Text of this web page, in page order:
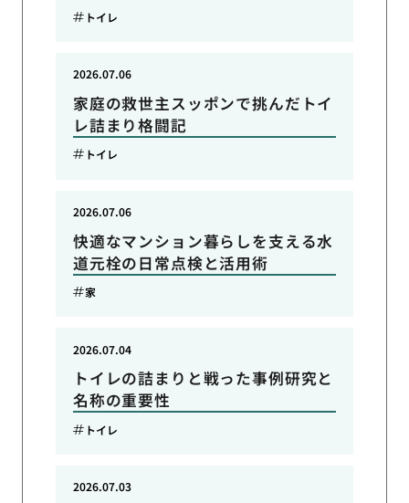
トイレ
家庭の救世主スッポンで挑んだトイ
レ詰まり格闘記
2026.07.06
トイレ
快適なマンション暮らしを支える水
道元栓の日常点検と活用術
2026.07.06
家
トイレの詰まりと戦った事例研究と
名称の重要性
2026.07.04
トイレ
2026.07.03